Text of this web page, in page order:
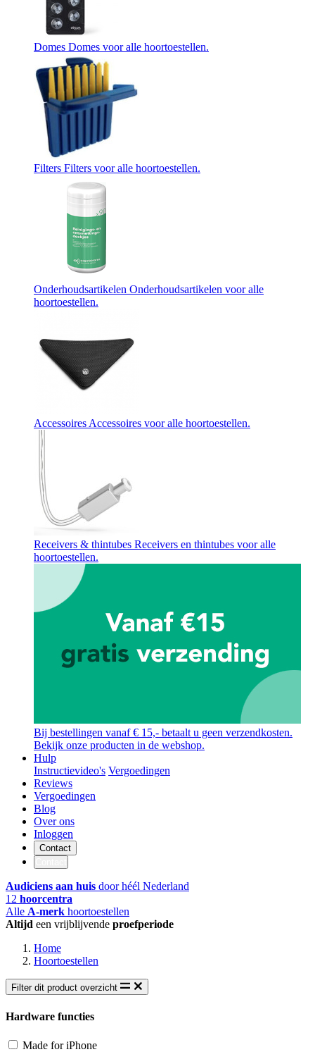
Domes Domes voor alle hoortoestellen.
Filters Filters voor alle hoortoestellen.
Onderhoudsartikelen Onderhoudsartikelen voor alle
hoortoestellen.
AccessoiresAccessoires voor alle hoortoestellen.
Receivers & thintubes Receivers en thintubes voor alle
hoortoestellen.
Bij bestellingen vanaf € 15,- betaalt u geen verzendkosten.
Bekijk onze producten in de webshop.
Hulp
Instructievideo's Vergoedingen
Reviews
Vergoedingen
Blog
Over ons
Inloggen
Contact
Audiciens aan huis door héél Nederland
12 hoorcentra
Alle A-merk hoortoestellen
Altijd een vrijblijvende proefperiode
Home
Hoortoestellen
Filter dit product overzicht
Hardware functies
Made for iPhone